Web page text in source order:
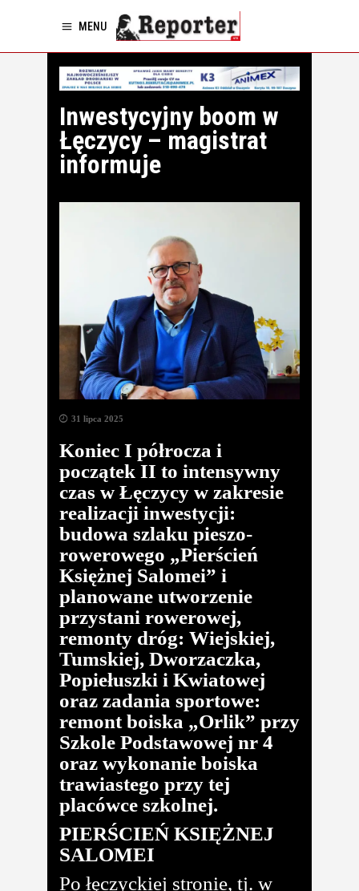
MENU
Inwestycyjny boom w
Łęczycy – magistrat
informuje
31 lipca 2025
Koniec I półrocza i
początek II to intensywny
czas w Łęczycy w zakresie
realizacji inwestycji:
budowa szlaku pieszo-
rowerowego „Pierścień
Księżnej Salomei” i
planowane utworzenie
przystani rowerowej,
remonty dróg: Wiejskiej,
Tumskiej, Dworzaczka,
Popiełuszki i Kwiatowej
oraz zadania sportowe:
remont boiska „Orlik” przy
Szkole Podstawowej nr 4
oraz wykonanie boiska
trawiastego przy tej
placówce szkolnej.
PIERŚCIEŃ KSIĘŻNEJ
SALOMEI
Po łęczyckiej stronie, tj. w